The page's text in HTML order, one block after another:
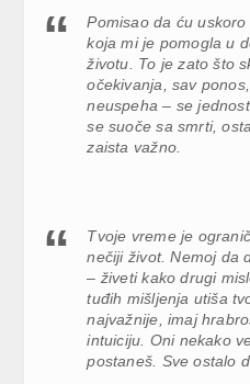
Pomisao da ću
koja mi je pomogla u
životu. To je zato što
očekivanja, sav
neuspeha – se
se suoče sa smrti,
zaista važno.
Tvoje vreme je
nečiji život. Nemoj da
– živeti kako drugi
tuđih mišljenja utiša
najvažnije, imaj
intuiciju. Oni nekako
postaneš. Sve ostalo